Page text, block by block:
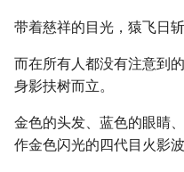
带着慈祥的目光，猿飞日
而在所有人都没有注意到
身影扶树而立。
金色的头发、蓝色的眼睛
作金色闪光的四代目火影波